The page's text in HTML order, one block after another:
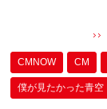
CMNOW CM
僕が⾒たかった⻘空